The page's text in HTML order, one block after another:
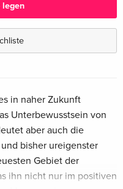
CHF 33.50
CHF 57.50
legen
in naher Zukunft
Unterbewusstsein von
aber auch die
bisher ureigenster
Gebiet der
ihn nicht nur im positiven